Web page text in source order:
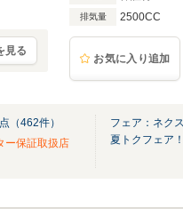
見る
排気量 2500CC
お気に入り追加
点（462件）
ー保証取扱店
フェア：ネク
夏トクフェア！